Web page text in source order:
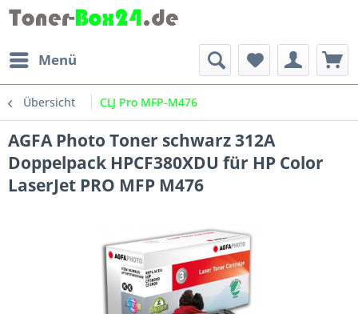
Menü
Übersicht CLJ Pro MFP-M476
AGFA Photo Toner schwarz 312A
Doppelpack HPCF380XDU für HP Color
LaserJet PRO MFP M476